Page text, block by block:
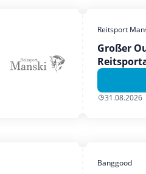
Reitsport
Großer
31.08.2026
Banggood